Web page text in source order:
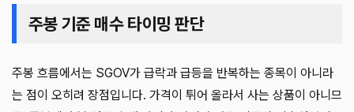
주봉 기준 매수 타이밍 판단
주봉 흐름에서는 SGOV가 급락과 급등을 반복하는 종목이 아니라
는 점이 오히려 장점입니다. 가격이 튀어 올라서 사는 상품이 아니므